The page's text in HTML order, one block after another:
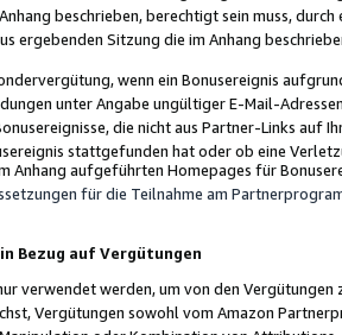
beschrieben, berechtigt sein muss,
ergebenden Sitzung die im Anhang
wenn ein Bonusereignis
unter Angabe ungültiger E-Mail-
die nicht aus Partner-Links auf
stattgefunden hat oder ob eine
Anhang aufgeführten Homepages für
für die Teilnahme am
Bezug auf Vergütungen
verwendet werden, um von den
Vergütungen sowohl vom Amazon